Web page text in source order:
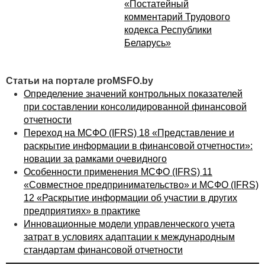
анализируются ОЛПОР;
в отношении которого имеется обособленная
финансовая информация.
отчетность составлялась на тех же учетных
принципах, как финансовая отчетность. Она должна
составляться на принципах внутренней отчетности.
Сегментами могут быть не только отдельные
структурные подразделения организации,
выделенные или не выделенные на отдельный
баланс и не имеющие юридической
самостоятельности, но и конкретные рабочие места.
Это дает возможность организации увязать каждый
протекающий в ней процесс с конкретным
сотрудником, который за этот процесс отвечает.
Данное определение отличается от того, которое
применяется в МСФО, и является не совсем точным,
так как выделяет конкретные рабочие места,
«Постатейный
комментарий Трудового
кодекса Республики
Беларусь»
Статьи на портале proMSFO.by
Определение значений контрольных показателей
при составлении консолидированной финансовой
отчетности
Переход на МСФО (IFRS) 18 «Представление и
раскрытие информации в финансовой отчетности»:
новации за рамками очевидного
Особенности применения МСФО (IFRS) 11
«Совместное предпринимательство» и МСФО (IFRS)
12 «Раскрытие информации об участии в других
предприятиях» в практике
Инновационные модели управленческого учета
затрат в условиях адаптации к международным
стандартам финансовой отчетности